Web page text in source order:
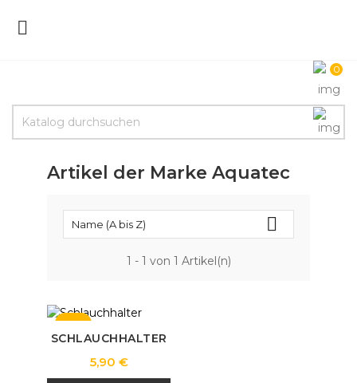

0
Artikel der Marke Aquatec
Name (A bis Z) 
1 - 1 von 1 Artikel(n)
NEU
SCHLAUCHHALTER
Preis
5,90 €